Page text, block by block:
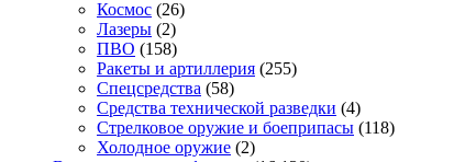
Космос (26)
Лазеры (2)
ПВО (158)
Ракеты и артиллерия (255)
Спецсредства (58)
Средства технической разведки (4)
Стрелковое оружие и боеприпасы (118)
Холодное оружие (2)